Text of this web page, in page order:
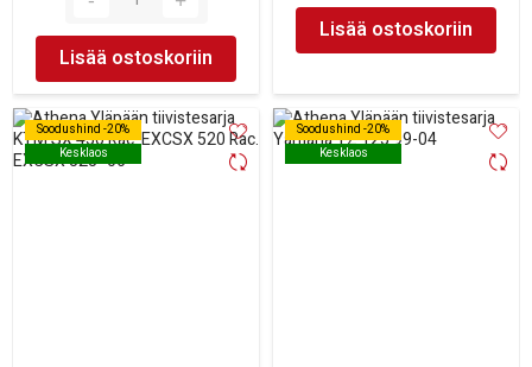
Lisää ostoskoriin
Lisää ostoskoriin
Soodushind -20%
Kesklaos
Soodushind -20%
Kesklaos
Soodushind -20%
Kesklaos
Soodushind -20%
Kesklaos